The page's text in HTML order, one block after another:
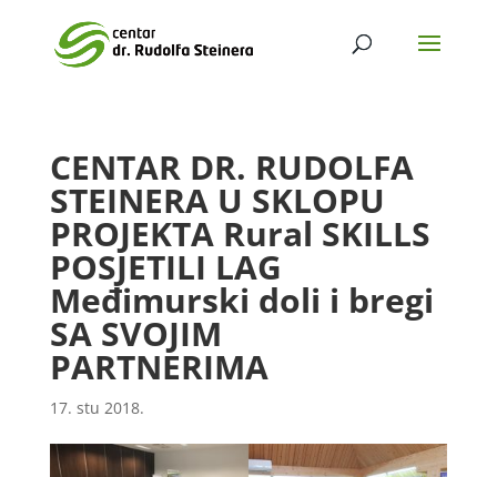
CENTAR DR. RUDOLFA
STEINERA U SKLOPU
PROJEKTA Rural SKILLS
POSJETILI LAG
Međimurski doli i bregi
SA SVOJIM
PARTNERIMA
17. stu 2018.